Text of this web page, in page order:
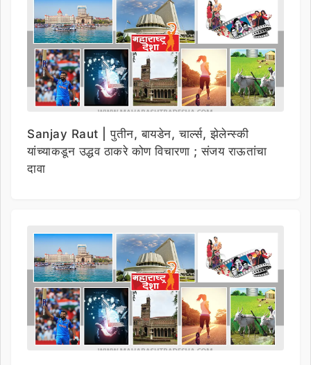
Sanjay Raut | पुतीन, बायडेन, चार्ल्स, झेलेन्स्की
यांच्याकडून उद्धव ठाकरे कोण विचारणा ; संजय राऊतांचा
दावा